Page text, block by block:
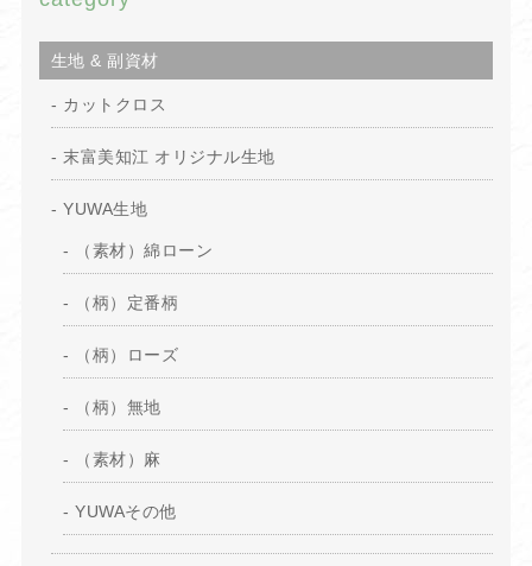
生地 & 副資材
カットクロス
末富美知江 オリジナル生地
YUWA生地
（素材）綿ローン
（柄）定番柄
（柄）ローズ
（柄）無地
（素材）麻
YUWAその他